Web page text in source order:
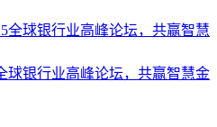
球银行业高峰论坛，共赢智慧金